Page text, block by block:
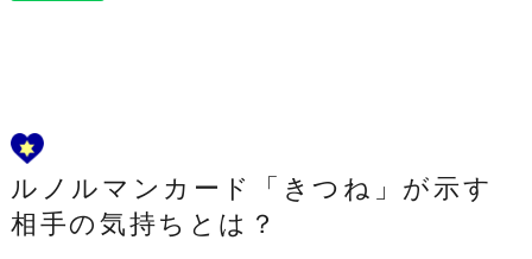
ルノルマンカード「きつね」が示す
相手の気持ちとは？